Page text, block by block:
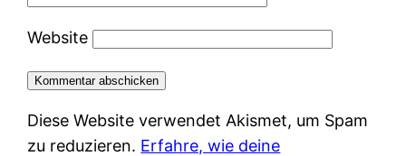
Website
Diese Website verwendet Akismet, um Spam
zu reduzieren. Erfahre, wie deine